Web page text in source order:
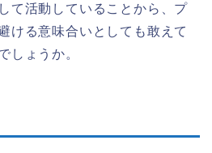
て活動していることから、プ
ける意味合いとしても敢えて
しょうか。